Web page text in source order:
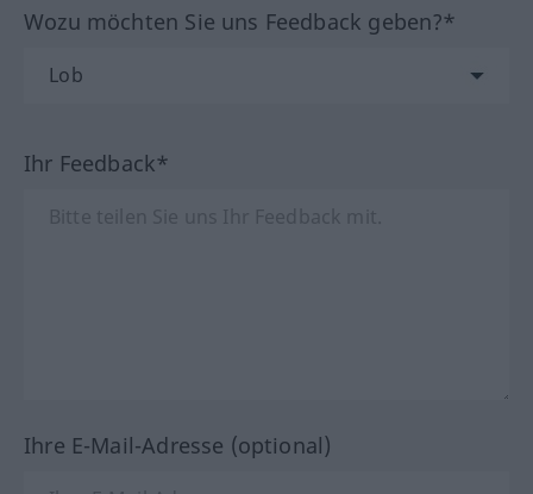
Wozu möchten Sie uns Feedback geben?*
Ihr Feedback*
Ihre E-Mail-Adresse (optional)